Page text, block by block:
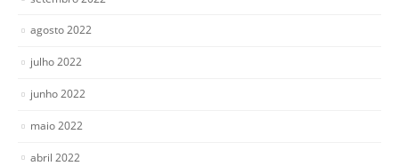
agosto 2022
julho 2022
junho 2022
maio 2022
abril 2022